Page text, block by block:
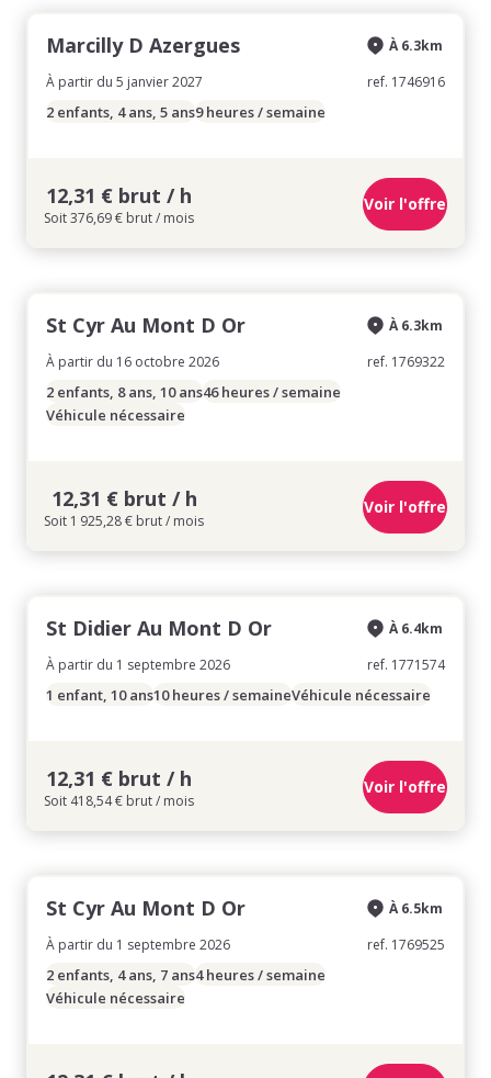
Marcilly D Azergues
À partir du 5 janvier 2027
À 6.3km
ref. 1746916
2 enfants, 4 ans, 5 ans9 heures / semaine
12,31 € brut / h
Soit 376,69 € brut / mois
Voir l'offre
St Cyr Au Mont D Or
À partir du 16 octobre 2026
À 6.3km
ref. 1769322
2 enfants, 8 ans, 10 ans46 heures / semaine
Véhicule nécessaire
12,31 € brut / h
Soit 1 925,28 € brut / mois
Voir l'offre
St Didier Au Mont D Or
À partir du 1 septembre 2026
À 6.4km
ref. 1771574
1 enfant, 10 ans10 heures / semaineVéhicule nécessaire
12,31 € brut / h
Soit 418,54 € brut / mois
Voir l'offre
St Cyr Au Mont D Or
À partir du 1 septembre 2026
À 6.5km
ref. 1769525
2 enfants, 4 ans, 7 ans4 heures / semaine
Véhicule nécessaire